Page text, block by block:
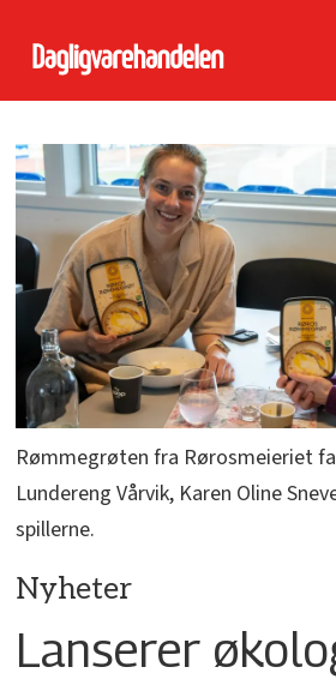
Rømmegrøten fra Rørosmeieriet
Lundereng Vårvik, Karen Oline
spillerne.
Nyheter
Lanserer